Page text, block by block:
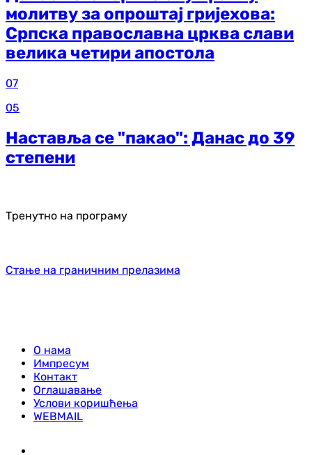
молитву за опроштај гријехова:
Српска православна црква слави
велика четири апостола
07
05
Наставља се "пакао": Данас до 39
степени
Тренутно на програму
Стање на граничним прелазима
О нама
Импресум
Контакт
Оглашавање
Услови коришћења
WEBMAIL